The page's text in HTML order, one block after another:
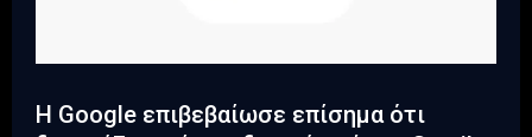
Η Google επιβεβαίωσε επίσημα ότι